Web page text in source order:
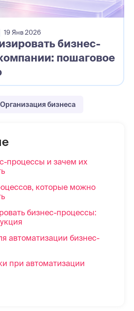
бизнес-
пошаговое
19 Янв 2026
Организация бизнеса
процессы и зачем их
которые можно
бизнес-процессы:
автоматизации бизнес-
при автоматизации